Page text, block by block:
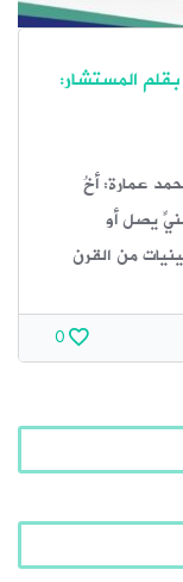
المستشار:
عمارة: أخُ
يصل أو
من القرن
0